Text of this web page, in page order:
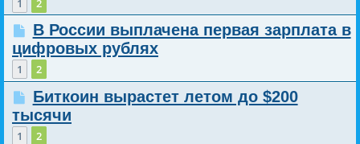
1 2
В России выплачена первая зарплата в
цифровых рублях
1 2
Биткоин вырастет летом до $200
тысячи
1 2